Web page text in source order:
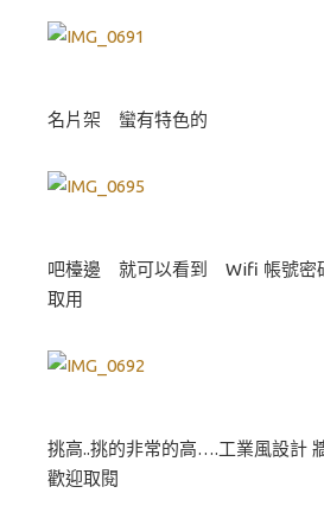
名片架 蠻有特色的
吧檯邊 就可以看到 Wifi 帳號密
取用
挑高..挑的非常的高….工業風設計
歡迎取閱